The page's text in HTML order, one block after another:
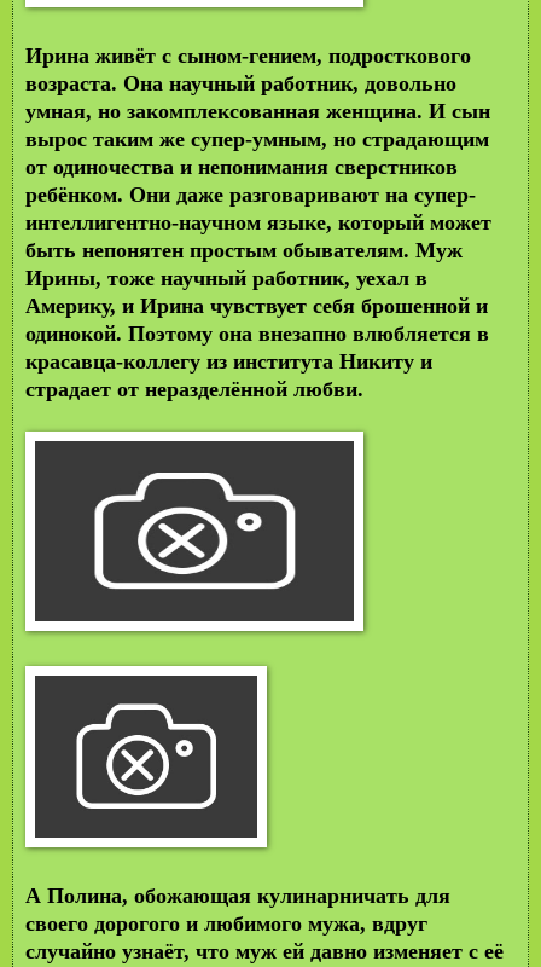
Ирина живёт с сыном-гением, подросткового
возраста. Она научный работник, довольно
умная, но закомплексованная женщина. И сын
вырос таким же супер-умным, но страдающим
от одиночества и непонимания сверстников
ребёнком. Они даже разговаривают на супер-
интеллигентно-научном языке, который может
быть непонятен простым обывателям. Муж
Ирины, тоже научный работник, уехал в
Америку, и Ирина чувствует себя брошенной и
одинокой. Поэтому она внезапно влюбляется в
красавца-коллегу из института Никиту и
страдает от неразделённой любви.
А Полина, обожающая кулинарничать для
своего дорогого и любимого мужа, вдруг
случайно узнаёт, что муж ей давно изменяет с её